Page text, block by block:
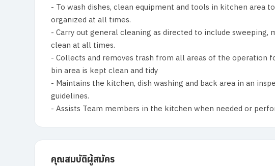
- To wash dishes, clean equipment and tools in kitchen area
organized at all times.
- Carry out general cleaning as directed to include sweeping,
clean at all times.
- Collects and removes trash from all areas of the operation
bin area is kept clean and tidy
- Maintains the kitchen, dish washing and back area in an
guidelines.
- Assists Team members in the kitchen when needed or
คุณสมบัติผู้สมัคร